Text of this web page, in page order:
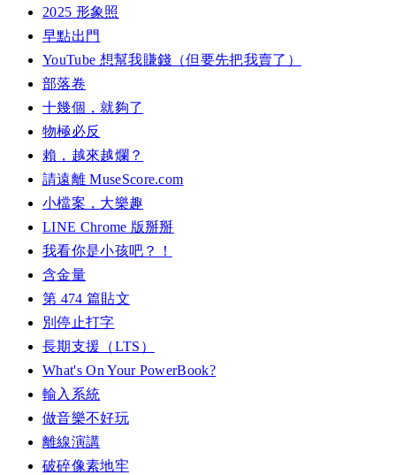
2025 形象照
早點出門
YouTube 想幫我賺錢（但要先把我賣了）
部落卷
十幾個，就夠了
物極必反
賴，越來越爛？
請遠離 MuseScore.com
小檔案，大樂趣
LINE Chrome 版掰掰
我看你是小孩吧？！
含金量
第 474 篇貼文
別停止打字
長期支援（LTS）
What's On Your PowerBook?
輸入系統
做音樂不好玩
離線演講
破碎像素地牢